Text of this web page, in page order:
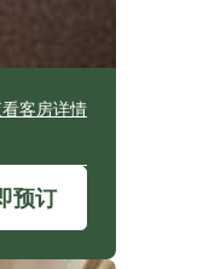
客房详情
预订